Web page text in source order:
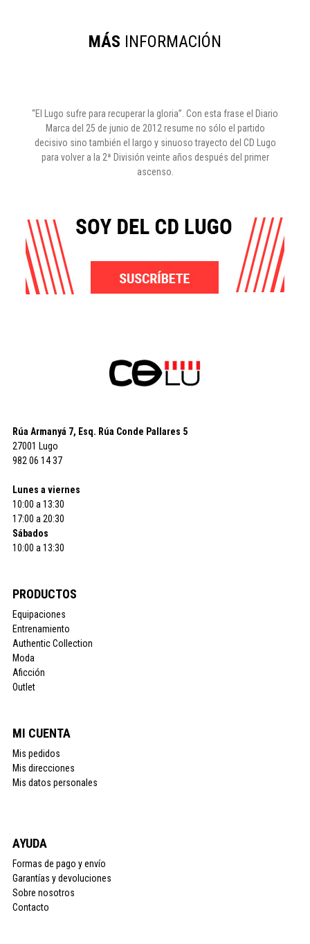
MÁS INFORMACIÓN
“El Lugo sufre para recuperar la gloria”. Con esta frase el Diario
Marca del 25 de junio de 2012 resume no sólo el partido
decisivo sino también el largo y sinuoso trayecto del CD Lugo
para volver a la 2ª División veinte años después del primer
ascenso.
Rúa Armanyá 7, Esq. Rúa Conde Pallares 5
27001 Lugo
982 06 14 37
Lunes a viernes
10:00 a 13:30
17:00 a 20:30
Sábados
10:00 a 13:30
PRODUCTOS
Equipaciones
Entrenamiento
Authentic Collection
Moda
Aficción
Outlet
MI CUENTA
Mis pedidos
Mis direcciones
Mis datos personales
AYUDA
Formas de pago y envío
Garantías y devoluciones
Sobre nosotros
Contacto